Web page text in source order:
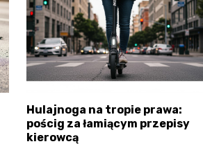
Hulajnoga na tropie prawa:
pościg za łamiącym przepisy
kierowcą